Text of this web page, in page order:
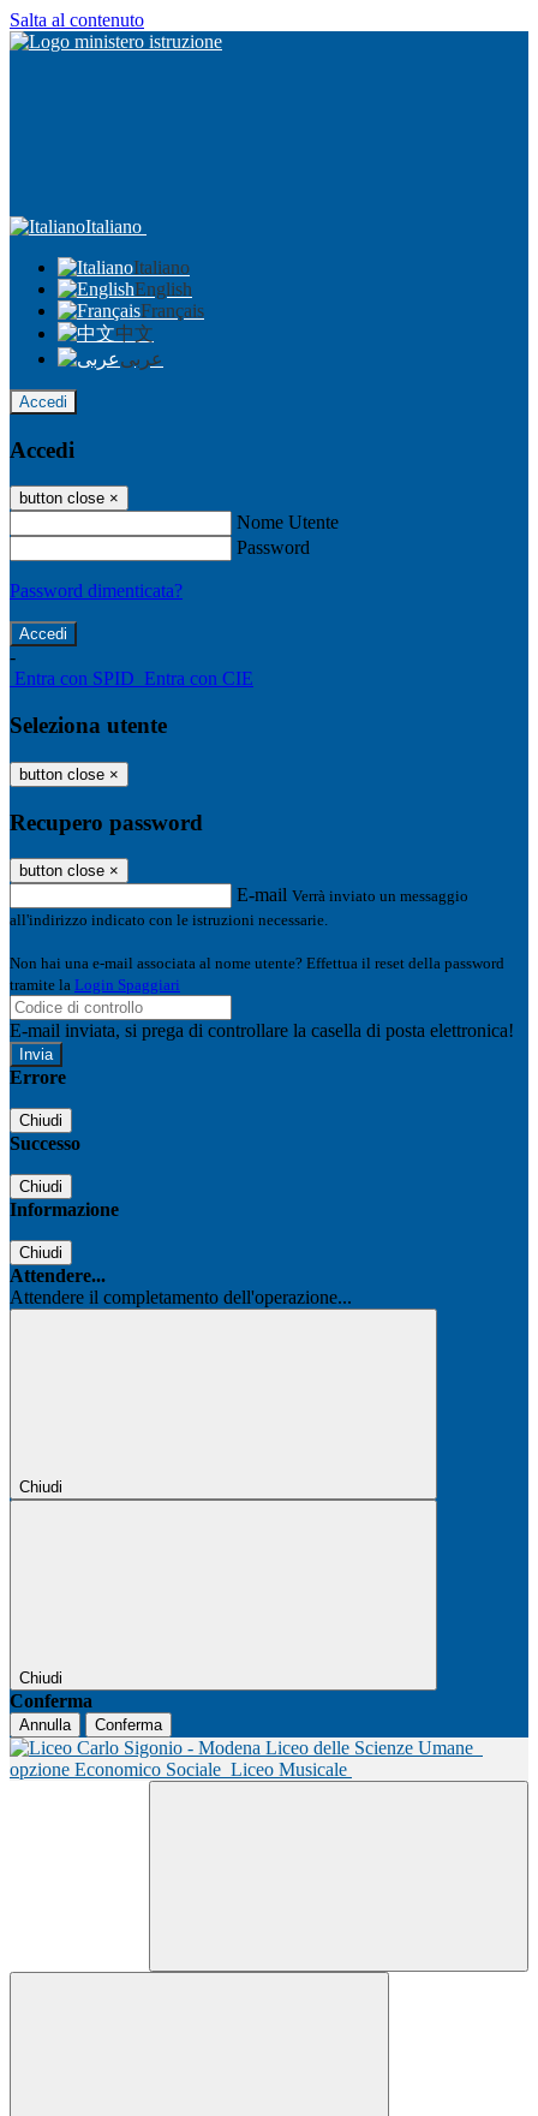
Salta al contenuto
Italiano
Italiano
English
Français
中文
عربى
Accedi
Accedi
button close ×
Nome Utente
Password
Password dimenticata?
-
Entra con SPID Entra con CIE
Seleziona utente
button close ×
Recupero password
button close ×
E-mail Verrà inviato un messaggio
all'indirizzo indicato con le istruzioni necessarie.
Non hai una e-mail associata al nome utente? Effettua il reset della password
tramite la Login Spaggiari
E-mail inviata, si prega di controllare la casella di posta elettronica!
Errore
Chiudi
Successo
Chiudi
Informazione
Chiudi
Attendere...
Attendere il completamento dell'operazione...
Chiudi
Chiudi
Conferma
Annulla Conferma
Liceo delle Scienze Umane
opzione Economico Sociale Liceo Musicale